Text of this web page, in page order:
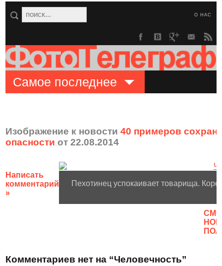
О НАС
Самое последнее
Изображение к новости40 примеров
опасности от 22.08.2014
Написать
комментарий
»
Пехотинец успокаивает товарища.
Комментариев нет на “Человечность”